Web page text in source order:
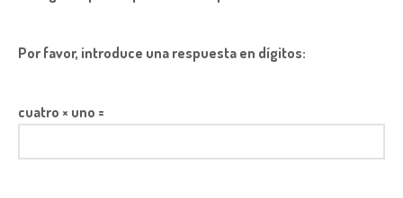
Por favor, introduce una respuesta en dígitos:
cuatro × uno =